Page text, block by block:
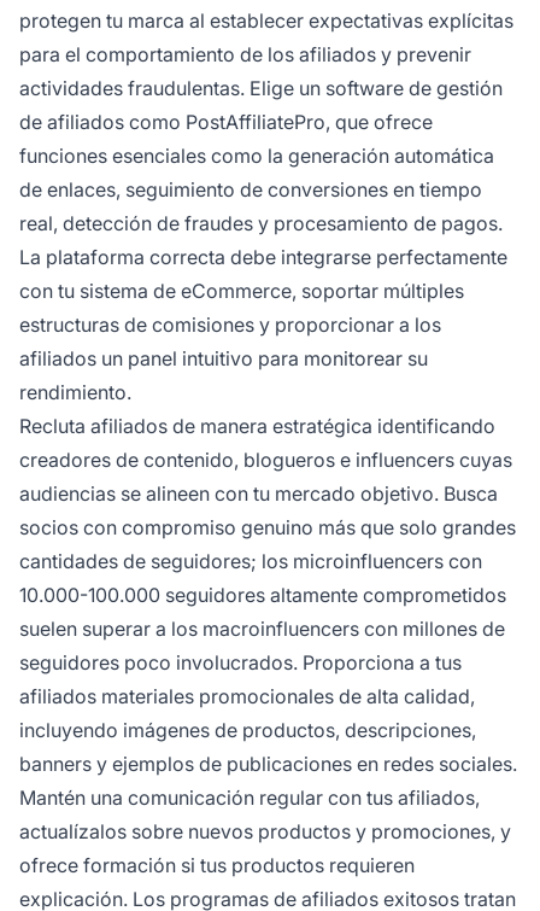
protegen tu marca al establecer expectativas explícitas
para el comportamiento de los afiliados y prevenir
actividades fraudulentas. Elige un software de gestión
de afiliados como PostAffiliatePro, que ofrece
funciones esenciales como la generación automática
de enlaces, seguimiento de conversiones en tiempo
real, detección de fraudes y procesamiento de pagos.
La plataforma correcta debe integrarse perfectamente
con tu sistema de eCommerce, soportar múltiples
estructuras de comisiones y proporcionar a los
afiliados un panel intuitivo para monitorear su
rendimiento.
Recluta afiliados de manera estratégica identificando
creadores de contenido, blogueros e influencers cuyas
audiencias se alineen con tu mercado objetivo. Busca
socios con compromiso genuino más que solo grandes
cantidades de seguidores; los microinfluencers con
10.000-100.000 seguidores altamente comprometidos
suelen superar a los macroinfluencers con millones de
seguidores poco involucrados. Proporciona a tus
afiliados materiales promocionales de alta calidad,
incluyendo imágenes de productos, descripciones,
banners y ejemplos de publicaciones en redes sociales.
Mantén una comunicación regular con tus afiliados,
actualízalos sobre nuevos productos y promociones, y
ofrece formación si tus productos requieren
explicación. Los programas de afiliados exitosos tratan